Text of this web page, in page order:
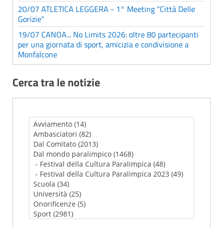
20/07 ATLETICA LEGGERA - 1° Meeting “Città Delle
Gorizie"
19/07 CANOA... No Limits 2026: oltre 80 partecipanti
per una giornata di sport, amicizia e condivisione a
Monfalcone
Cerca tra le notizie